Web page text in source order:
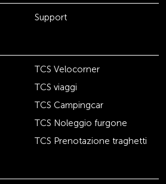
Support
TCS Velocorner
TCS viaggi
TCS Campingcar
TCS Noleggio furgone
TCS Prenotazione traghetti